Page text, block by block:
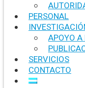
PERSONAL
APOYO A
SERVICIOS
CONTACTO